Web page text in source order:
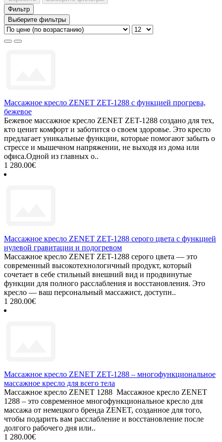
Фильтр
Выберите фильтры
Массажное кресло ZENET ZET-1288 с функцией прогрева,
бежевое
Бежевое массажное кресло ZENET ZET-1288 создано для тех,
кто ценит комфорт и заботится о своем здоровье. Это кресло
предлагает уникальные функции, которые помогают забыть о
стрессе и мышечном напряжении, не выходя из дома или
офиса.Одной из главных о..
1 280.00€
Массажное кресло ZENET ZET-1288 серого цвета с функцией
нулевой гравитации и подогревом
Массажное кресло ZENET ZET-1288 серого цвета — это
современный высокотехнологичный продукт, который
сочетает в себе стильный внешний вид и продвинутые
функции для полного расслабления и восстановления. Это
кресло — ваш персональный массажист, доступн..
1 280.00€
Массажное кресло ZENET ZET-1288 – многофункциональное
массажное кресло для всего тела
Массажное кресло ZENET 1288 Массажное кресло ZENET
1288 – это современное многофункциональное кресло для
массажа от немецкого бренда ZENET, созданное для того,
чтобы подарить вам расслабление и восстановление после
долгого рабочего дня или..
1 280.00€